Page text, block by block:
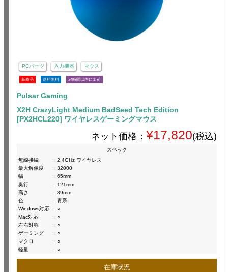
PCパーツ 入力機器 マウス
新商品 送料無料 24時間以内に出荷
Pulsar Gaming
X2H CrazyLight Medium BadSeed Tech Edition
[PX2HCL220] ワイヤレスゲーミングマウス
ネット価格： ¥17,820(税込)
スペック
無線接続
:
2.4GHz ワイヤレス
最大解像度
:
32000
幅
:
65mm
奥行
:
121mm
高さ
:
39mm
色
:
青系
Windows対応 :
○
Mac対応
:
○
左右対称
:
○
ゲーミング
:
○
マクロ
:
○
軽量
: ○
在庫状況